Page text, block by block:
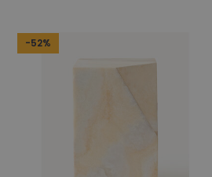
-52%